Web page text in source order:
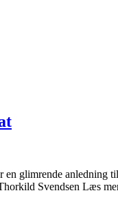
glimrende anledning
Svendsen Læs